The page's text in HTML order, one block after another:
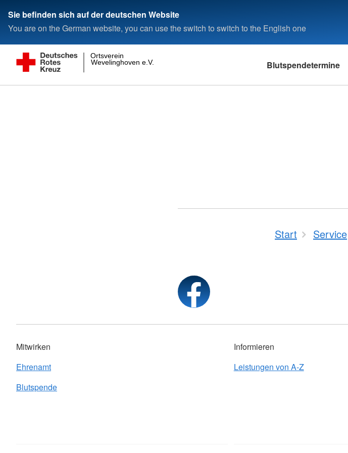
Sie befinden sich auf der deutschen Website
You are on the German website, you can use the switch to switch to the English one
Wevelinghoven e.V.
Ortsverein
Blutspendetermine
Start Service
Mitwirken
Ehrenamt
Blutspende
Informieren
Leistungen von A-Z